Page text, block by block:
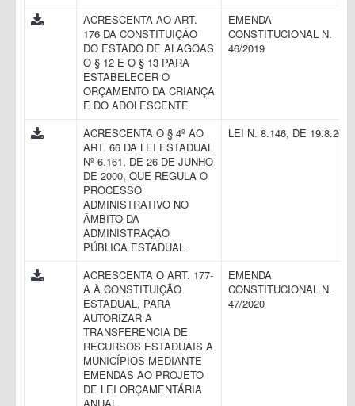
ACRESCENTA AO ART.
176 DA CONSTITUIÇÃO
DO ESTADO DE ALAGOAS
O § 12 E O § 13 PARA
ESTABELECER O
ORÇAMENTO DA CRIANÇA
E DO ADOLESCENTE
EMENDA
CONSTITUCIONAL N.
46/2019
ACRESCENTA O § 4º AO
ART. 66 DA LEI ESTADUAL
Nº 6.161, DE 26 DE JUNHO
DE 2000, QUE REGULA O
PROCESSO
ADMINISTRATIVO NO
ÂMBITO DA
ADMINISTRAÇÃO
PÚBLICA ESTADUAL
LEI N. 8.146, DE
ACRESCENTA O ART. 177-
A À CONSTITUIÇÃO
ESTADUAL, PARA
AUTORIZAR A
TRANSFERÊNCIA DE
RECURSOS ESTADUAIS A
MUNICÍPIOS MEDIANTE
EMENDAS AO PROJETO
DE LEI ORÇAMENTÁRIA
EMENDA
CONSTITUCIONAL N.
47/2020